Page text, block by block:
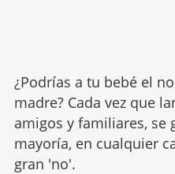
¿Podrías a tu bebé el
madre? Cada vez que
amigos y familiares, se
mayoría, en cualquier
gran 'no'.